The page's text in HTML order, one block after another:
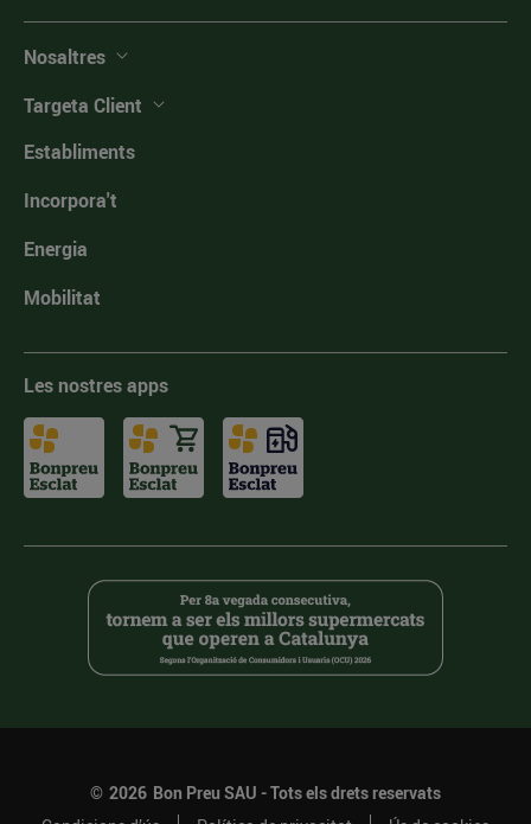
Nosaltres
Targeta Client
Establiments
Incorpora't
Energia
Mobilitat
Les nostres apps
© 2026 Bon Preu SAU - Tots els drets reservats